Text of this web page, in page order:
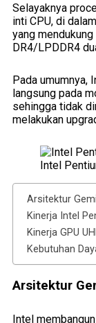
Selayaknya
inti CPU, di
yang
DR4/LPDDR4
Pada umumnya,
langsung pada
sehingga tidak
melakukan
Intel
Arsitektur
Kinerja Intel
Kinerja GPU
Kebutuhan
Arsitektur
Intel